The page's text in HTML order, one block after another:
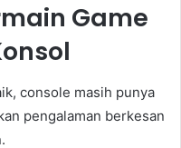
Game
console masih punya
pengalaman berkesan